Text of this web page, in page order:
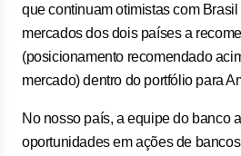
que continuam otimistas com
mercados dos dois países a
(posicionamento recomendado
mercado) dentro do portfólio para
No nosso país, a equipe do banco
oportunidades em ações de